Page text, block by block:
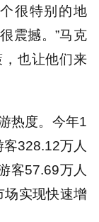
很特别的地
震撼。”马克
也让他们来
热度。今年1
328.12万人
客57.69万人
场实现快速增